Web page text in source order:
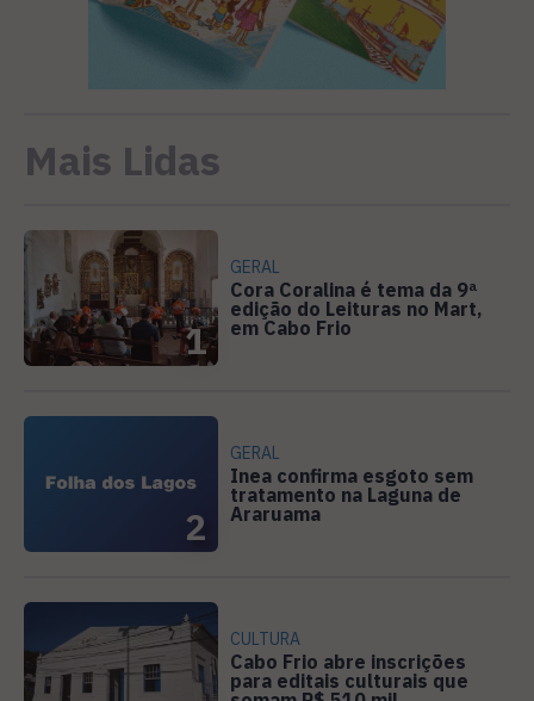
Mais Lidas
1
GERAL
Cora Coralina é tema da 9ª
edição do Leituras no Mart,
em Cabo Frio
2
GERAL
Inea confirma esgoto sem
tratamento na Laguna de
Araruama
CULTURA
Cabo Frio abre inscrições
para editais culturais que